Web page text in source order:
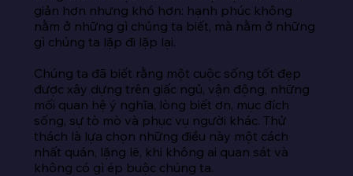
giản hơn nhưng khó hơn: hạnh phúc không
nằm ở những gì chúng ta biết, mà nằm ở những
gì chúng ta lặp đi lặp lại.
Chúng ta đã biết rằng một cuộc sống tốt đẹp
được xây dựng trên giấc ngủ, vận động, những
mối quan hệ ý nghĩa, lòng biết ơn, mục đích
sống, sự tò mò và phục vụ người khác. Thử
thách là lựa chọn những điều này một cách
nhất quán, lặng lẽ, khi không ai quan sát và
không có gì ép buộc chúng ta.